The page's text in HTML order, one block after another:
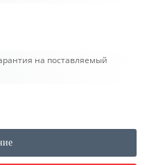
на поставляемый